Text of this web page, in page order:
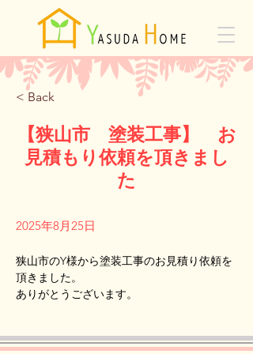
< Back
【狭山市 塗装工事】 お
見積もり依頼を頂きまし
た
2025年8月25日
Previous
狭山市のY様から塗装工事のお見積り依頼を
頂きました。
ありがとうございます。